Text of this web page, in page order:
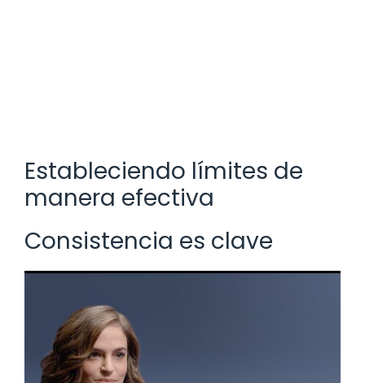
Estableciendo límites de
manera efectiva
Consistencia es clave